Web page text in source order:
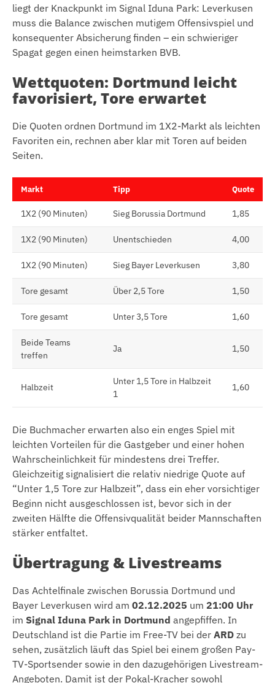
liegt der Knackpunkt im Signal Iduna Park: Leverkusen
muss die Balance zwischen mutigem Offensivspiel und
konsequenter Absicherung finden – ein schwieriger
Spagat gegen einen heimstarken BVB.
Wettquoten: Dortmund leicht
favorisiert, Tore erwartet
Die Quoten ordnen Dortmund im 1X2-Markt als leichten
Favoriten ein, rechnen aber klar mit Toren auf beiden
Seiten.
Markt Tipp Quote
1X2 (90 Minuten) Sieg Borussia Dortmund 1,85
1X2 (90 Minuten) Unentschieden 4,00
1X2 (90 Minuten) Sieg Bayer Leverkusen 3,80
Tore gesamt Über 2,5 Tore 1,50
Tore gesamt Unter 3,5 Tore 1,60
Beide Teams
treffen
Ja 1,50
Halbzeit
Unter 1,5 Tore in Halbzeit
1
1,60
Die Buchmacher erwarten also ein enges Spiel mit
leichten Vorteilen für die Gastgeber und einer hohen
Wahrscheinlichkeit für mindestens drei Treffer.
Gleichzeitig signalisiert die relativ niedrige Quote auf
“Unter 1,5 Tore zur Halbzeit”, dass ein eher vorsichtiger
Beginn nicht ausgeschlossen ist, bevor sich in der
zweiten Hälfte die Offensivqualität beider Mannschaften
stärker entfaltet.
Übertragung & Livestreams
Das Achtelfinale zwischen Borussia Dortmund und
Bayer Leverkusen wird am 02.12.2025 um 21:00 Uhr
im Signal Iduna Park in Dortmund angepfiffen. In
Deutschland ist die Partie im Free-TV bei der ARD zu
sehen, zusätzlich läuft das Spiel bei einem großen Pay-
TV-Sportsender sowie in den dazugehörigen Livestream-
Angeboten. Damit ist der Pokal-Kracher sowohl